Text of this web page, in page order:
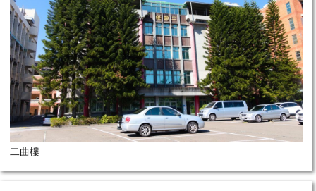
二曲樓